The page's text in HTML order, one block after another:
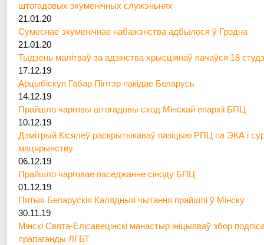
штогадовых экуменічных служэньнях
21.01.20
Сумеснае экуменічнае набажэнства адбылося ў Гродна
21.01.20
Тыдзень малітваў за адзінства хрысціянаў пачаўся 18
17.12.19
Арцыбіскуп Габар Пінтэр пакідае Беларусь
14.12.19
Прайшло чарговы штогадовы сход Мінскай епархіі БПЦ
10.12.19
Дзмітрый Кісялёў раскрытыкаваў пазіцыю РПЦ па ЭКА і
мацярынству
06.12.19
Прайшло чарговае паседжанне сіноду БПЦ
01.12.19
Пятыя Беларускія Калядныя чытання прайшлі ў Мінску
30.11.19
Мінскі Свята-Елісавецінскі манастыр ініцыяваў збор
прапаганды ЛГБТ